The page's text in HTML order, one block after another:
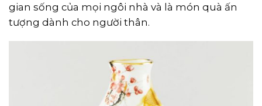
gian sống của mọi ngôi nhà và là món quà ấn
tượng dành cho người thân.